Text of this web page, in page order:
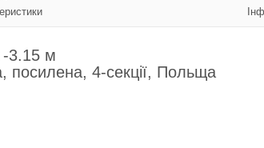
-3.15 м
посилена, 4-секції, Польща